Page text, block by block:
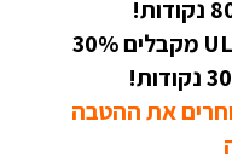
חברי מועדון במעמד ULTRA מקבלים 30%
את ההטבה